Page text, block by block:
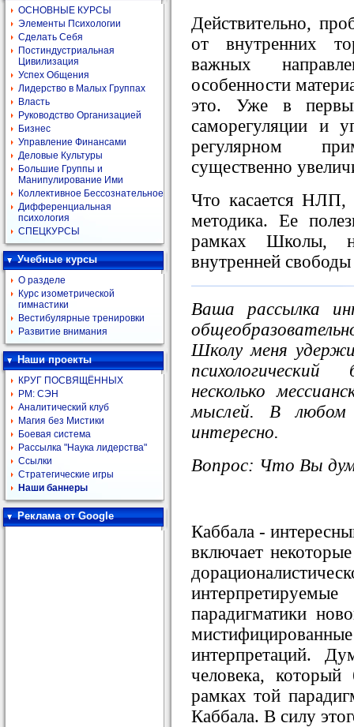
ОСНОВНЫЕ КУРСЫ
Элементы Психологии
Сделать Себя
Постиндустриальная
Цивилизация
Успех Общения
Лидерство в Малых Группах
Власть
Руководство Организацией
Бизнес
Управление Финансами
Деловые Культуры
Большие Группы и
Манипулирование Ими
Коллективное Бессознательное
Дифференциальная
психология
СПЕЦКУРСЫ
Учебные курсы
О разделе
Курс изометрической
гимнастики
Вестибулярные тренировки
Развитие внимания
Наши проекты
КРУГ ПОСВЯЩЁННЫХ
РМ: СЭН
Аналитический клуб
Магия без Мистики
Боевая система
Рассылка "Наука лидерства"
Ссылки
Стратегические игры
Наши баннеры
Реклама от Google
Действительно,
от внутренних
важных
особенности
это. Уже в
саморегуляции и
регулярном
существенно
Что касается НЛП,
методика. Ее
рамках Школы,
внутренней
Ваша рассылка
Школу меня
несколько
мыслей. В любом
интересно.
Вопрос: Что Вы
Каббала -
включает
парадигматики
интерпретаций.
человека,
рамках той
Каббала. В силу